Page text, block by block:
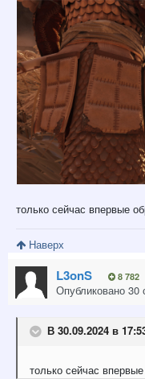
только сейчас впервые
Наверх
L3onS 8 782
Опубликовано 30
В 30.09.2024 в
только сейчас